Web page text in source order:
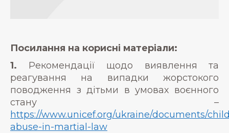
Посилання на корисні матеріали:
1. Рекомендації щодо виявлення та
реагування на випадки жорстокого
поводження з дітьми в умовах воєнного
стану –
https://www.unicef.org/ukraine/documents/
abuse-in-martial-law